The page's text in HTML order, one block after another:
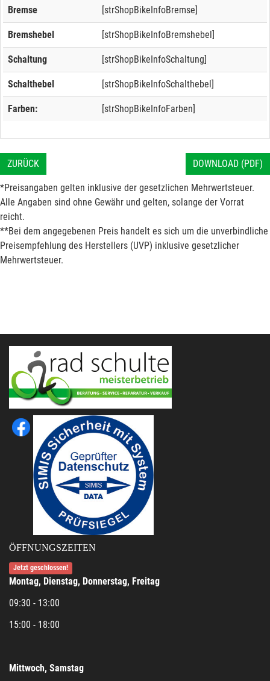
Bremse [strShopBikeInfoBremse]
Bremshebel [strShopBikeInfoBremshebel]
Schaltung [strShopBikeInfoSchaltung]
Schalthebel [strShopBikeInfoSchalthebel]
Farben: [strShopBikeInfoFarben]
ZURÜCK DOWNLOAD (PDF)
*Preisangaben gelten inklusive der gesetzlichen Mehrwertsteuer.
Alle Angaben sind ohne Gewähr und gelten, solange der Vorrat
reicht.
**Bei dem angegebenen Preis handelt es sich um die unverbindliche
Preisempfehlung des Herstellers (UVP) inklusive gesetzlicher
Mehrwertsteuer.
ÖFFNUNGSZEITEN
Jetzt geschlossen!
Montag, Dienstag, Donnerstag, Freitag
09:30 - 13:00
15:00 - 18:00
Mittwoch, Samstag